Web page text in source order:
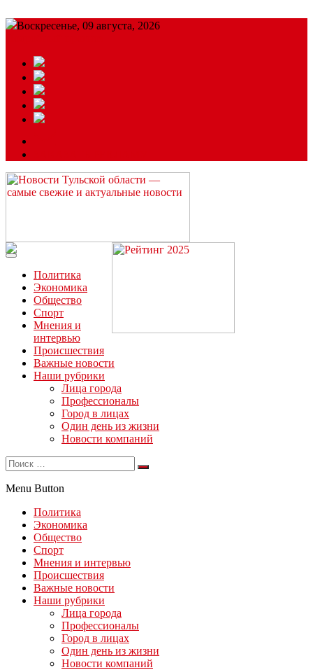
Воскресенье, 09 августа, 2026
Читайте последние новости дня в Тульской области на сайте
“ЗаНовомосковск”
Политика
Экономика
Общество
Спорт
Мнения и
интервью
Происшествия
Важные новости
Наши рубрики
Лица города
Профессионалы
Город в лицах
Один день из жизни
Новости компаний
Menu Button
Политика
Экономика
Общество
Спорт
Мнения и интервью
Происшествия
Важные новости
Наши рубрики
Лица города
Профессионалы
Город в лицах
Один день из жизни
Новости компаний